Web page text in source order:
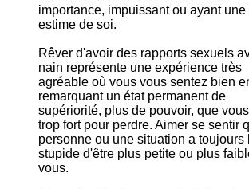
importance, impuissant ou ayant
estime de soi.
Rêver d'avoir des rapports sexuels
nain représente une expérience très
agréable où vous vous sentez bien
remarquant un état permanent de
supériorité, plus de pouvoir, que
trop fort pour perdre. Aimer se sentir
personne ou une situation a toujours
stupide d'être plus petite ou plus
vous.